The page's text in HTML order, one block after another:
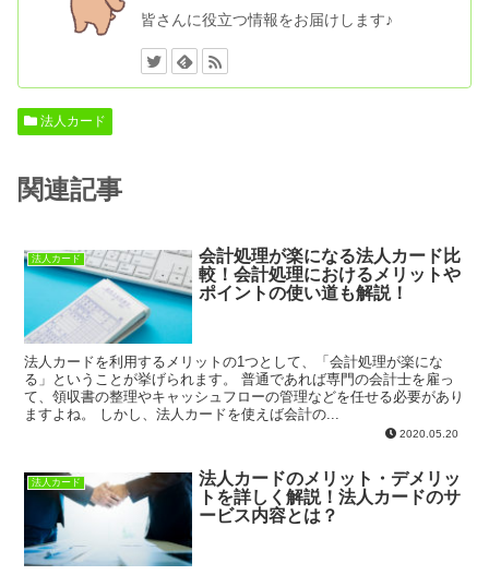
皆さんに役立つ情報をお届けします♪
法人カード
関連記事
法人カード
会計処理が楽になる法人カード比
較！会計処理におけるメリットや
ポイントの使い道も解説！
法人カードを利用するメリットの1つとして、「会計処理が楽にな
る」ということが挙げられます。 普通であれば専門の会計士を雇っ
て、領収書の整理やキャッシュフローの管理などを任せる必要があり
ますよね。 しかし、法人カードを使えば会計の...
2020.05.20
法人カード
法人カードのメリット・デメリッ
トを詳しく解説！法人カードのサ
ービス内容とは？